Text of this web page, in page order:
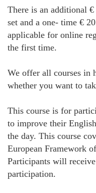
There is an additional
set and a one- time €
applicable for online
the first time.
We offer all courses in
whether you want to
This course is for
to improve their
the day. This course
European Framework
Participants will
participation.